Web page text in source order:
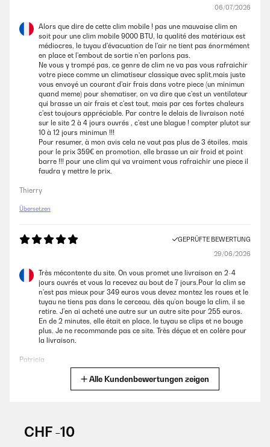
06/07/2026
Alors que dire de cette clim mobile ! pas une mauvaise clim en
soit pour une clim mobile 9000 BTU, la qualité des matériaux est
médiocres, le tuyau d'évacuation de l'air ne tient pas énormément
en place et l'embout de sortie n'en parlons pas.
Ne vous y trompé pas, ce genre de clim ne va pas vous rafraichir
votre piece comme un climatiseur classique avec split,mais juste
vous envoyé un courant d'air frais dans votre piece (un minimun
quand meme) pour shematiser, on va dire que c'est un ventilateur
qui brasse un air frais et c'est tout, mais par ces fortes chaleurs
c'est toujours appréciable. Par contre le delais de livraison noté
sur le site 2 à 4 jours ouvrés , c'est une blague ! compter plutot sur
10 à 12 jours minimun !!!
Pour resumer, à mon avis cela ne vaut pas plus de 3 étoiles, mais
pour le prix 359€ en promotion, elle brasse un air froid et point
barre !!! pour une clim qui va vraiment vous rafraichir une piece il
faudra y mettre le prix.
Thierry
Übersetzen
GEPRÜFTE BEWERTUNG
29/06/2026
Très mécontente du site. On vous promet une livraison en 2-4
jours ouvrés et vous la recevez au bout de 7 jours.Pour la clim se
n'est pas mieux pour 349 euros vous devez montez les roues et le
tuyau ne tiens pas dans le cerceau, dès qu’on bouge la clim, il se
retire. J’en ai acheté une autre sur un autre site pour 255 euros.
En de 2 minutes, elle était en place, le tuyau se clips et ne bouge
plus. Je ne recommande pas ce site. Très déçue et en colère pour
la livraison.
Patricia
Alle Kundenbewertungen zeigen
CHF -10